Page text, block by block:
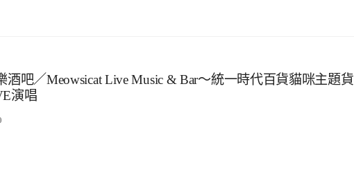
酒吧／Meowsicat Live Music & Bar～統一時代百貨貓咪主題貨
演唱